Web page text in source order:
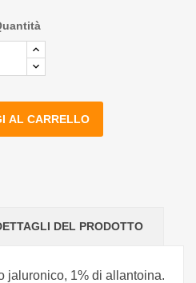
AL CARRELLO
DEL PRODOTTO
jaluronico, 1% di allantoina.